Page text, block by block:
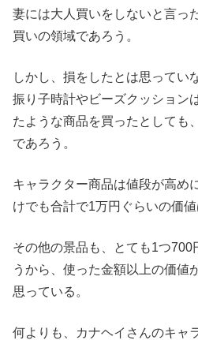
妻には大人買いをしないと言っ
買いの領域であろう。
しかし、損をしたとは思ってい
振り子時計やビーズクッション
たような商品を買ったとしても
であろう。
キャラクター商品は値段が高め
けでも合計で1万円ぐらいの価値
その他の景品も、とても1つ700
うから、使った金額以上の価値
思っている。
何よりも、カナヘイさんのキャ